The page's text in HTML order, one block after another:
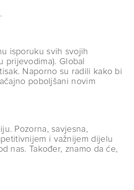
isporuku svih svojih
prijevodima). Global
Naporno su radili kako bi
poboljšani novim
Pozorna, savjesna,
i važnijem dijelu
nas. Također, znamo da će,